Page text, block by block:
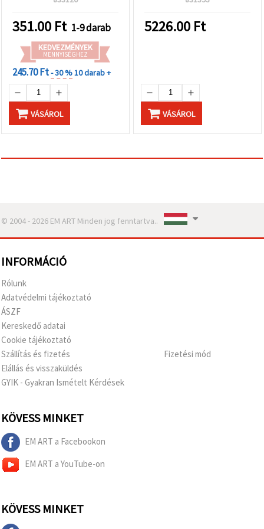
Fogadja
el
mindet
Beállítások
351.00 Ft 1-9 darab
KEDVEZMÉNYEK
MENNYISÉGHEZ
245.70 Ft- 30 %10 darab +
VÁSÁROL
5226.00 Ft
VÁSÁROL
© 2004 - 2026 EM ART Minden jog fenntartva..
INFORMÁCIÓ
Rólunk
Adatvédelmi tájékoztató
ÁSZF
Kereskedő adatai
Cookie tájékoztató
Szállítás és fizetés
Elállás és visszaküldés
GYIK - Gyakran Ismételt Kérdések
Fizetési mód
KÖVESS MINKET
EM ART a Facebookon
EM ART a YouTube-on
KÖVESS MINKET